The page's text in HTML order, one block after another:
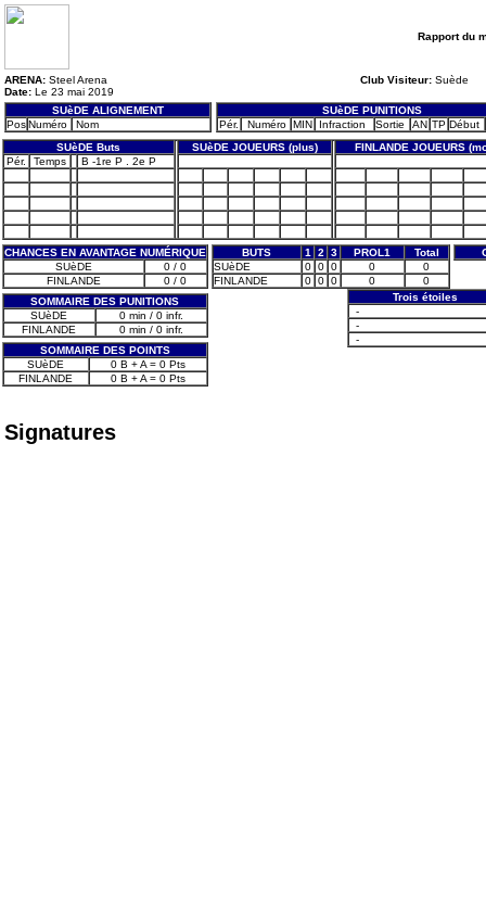
Rapport du
ARENA: Steel Arena
Date: Le 23 mai 2019
Club Visiteur: Suède
SUèDE ALIGNEMENT
PosNuméro Nom
SUèDE PUNITIONS
Pér.
Numéro MIN Infraction Sortie AN TP Début
SUèDE Buts
SUèDE JOUEURS (plus)
FINLANDE JOUEURS
Pér.
Temps B -1re P . 2e P
CHANCES EN AVANTAGE NUMÉRIQUE
SUèDE
0 / 0
FINLANDE
0 / 0
SOMMAIRE DES PUNITIONS
SUèDE
0 min / 0 infr.
FINLANDE
0 min / 0 infr.
SOMMAIRE DES POINTS
SUèDE
0 B + A = 0 Pts
FINLANDE
0 B + A = 0 Pts
BUTS 1 2 3 PROL1
Total
SUèDE
0 0 0 0
0
FINLANDE
0 0 0 0 0
Trois étoiles
-
-
-
Signatures